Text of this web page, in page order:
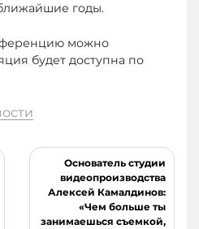
годы.
можно
будет доступна по
Основатель студии
видеопроизводства
Алексей Камалдинов:
«Чем больше ты
занимаешься съемкой,